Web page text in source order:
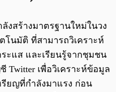
ลังสร้างมาตรฐานใหม่ในวง
โนมัติ ที่สามารถวิเคราะห์
ะแส และเรียนรู้จากชุมชน
Twitter เพื่อวิเคราะห์ข้อมูล
ยญที่กำลังมาแรง ก่อน